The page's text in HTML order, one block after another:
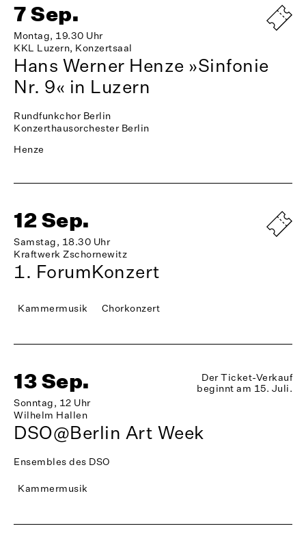
7 Sep.
Montag, 19.30 Uhr
KKL Luzern, Konzertsaal
Hans Werner Henze »Sinfonie
Nr. 9« in Luzern
Rundfunkchor Berlin
Konzerthausorchester Berlin
Henze
12 Sep.
Samstag, 18.30 Uhr
Kraftwerk Zschornewitz
1. ForumKonzert
Kammermusik Chorkonzert
13 Sep.
Sonntag, 12 Uhr
Wilhelm Hallen
Der Ticket-Verkauf
beginnt am 15. Juli.
DSO@Berlin Art Week
Ensembles des DSO
Kammermusik